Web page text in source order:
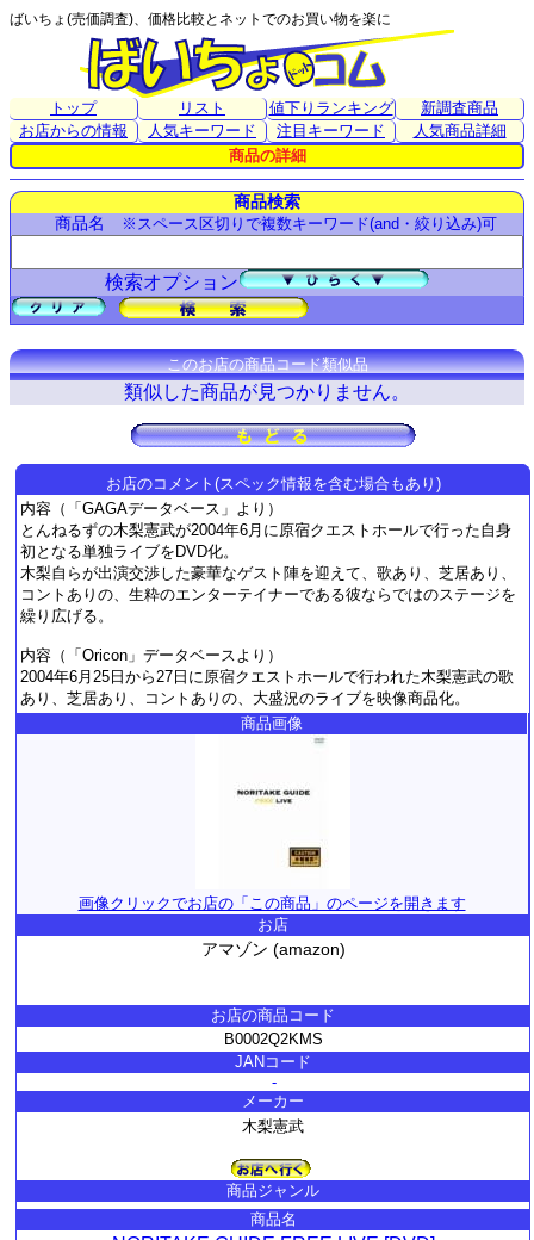
ばいちょ(売価調査)、価格比較とネットでのお買い物を楽に
トップ リスト 値下りランキング
新調査商品
お店からの情報
人気キーワード 注目キーワード
人気商品詳細
商品の詳細
お店のコメント(スペック情報を含む場合もあり)
内容（「GAGAデータベース」より）
とんねるずの木梨憲武が2004年6月に原宿クエストホールで行った自身
初となる単独ライブをDVD化。
木梨自らが出演交渉した豪華なゲスト陣を迎えて、歌あり、芝居あり、
コントありの、生粋のエンターテイナーである彼ならではのステージを
繰り広げる。
内容（「Oricon」データベースより）
2004年6月25日から27日に原宿クエストホールで行われた木梨憲武の歌
あり、芝居あり、コントありの、大盛況のライブを映像商品化。
商品画像
画像クリックでお店の「この商品」のページを開きます
お店
アマゾン (amazon)
お店の商品コード
B0002Q2KMS
JANコード
-
メーカー
木梨憲武
商品ジャンル
商品名
商品検索
商品名
※スペース区切りで複数キーワード(and・絞り込み)可
検索オプション
このお店の商品コード類似品
類似した商品が見つかりません。